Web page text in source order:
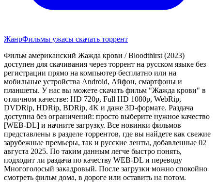
ЖанрФильмы ужасы скачать торрент
Фильм американский Жажда крови / Bloodthirst (2023)
доступен для скачивания через торрент на русском языке без
регистрации прямо на компьютер бесплатно или на
мобильные устройства Android, Айфон, смартфоны и
планшеты. У нас вы можете скачать фильм "Жажда крови" в
отличном качестве: HD 720p, Full HD 1080p, WebRip,
DVDRip, HDRip, BDRip, 4K и даже 3D-формате. Раздача
доступна без ограничений: просто выберите нужное качество
[WEB-DL] и начните загрузку. Все новинки фильмов
представлены в разделе торрентов, где вы найдете как свежие
зарубежные премьеры, так и русские ленты, добавленные 02
августа 2025. По таким данным легче быстро понять,
подходит ли раздача по качеству WEB-DL и переводу
Многоголосый закадровый. После загрузки можно спокойно
смотреть фильм дома, в дороге или оставить на потом.